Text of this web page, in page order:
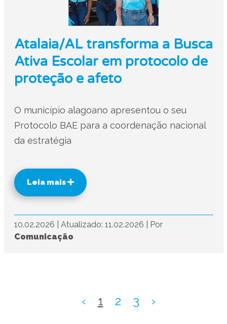
Atalaia/AL transforma a Busca
Ativa Escolar em protocolo de
proteção e afeto
O município alagoano apresentou o seu
Protocolo BAE para a coordenação nacional
da estratégia
Leia mais
10.02.2026 Atualizado: 11.02.2026
Por
Comunicação
‹ 1 2 3 ›